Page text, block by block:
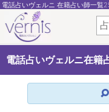
電話占いヴェルニ 在籍占い師一覧
電話占いヴェルニ在籍